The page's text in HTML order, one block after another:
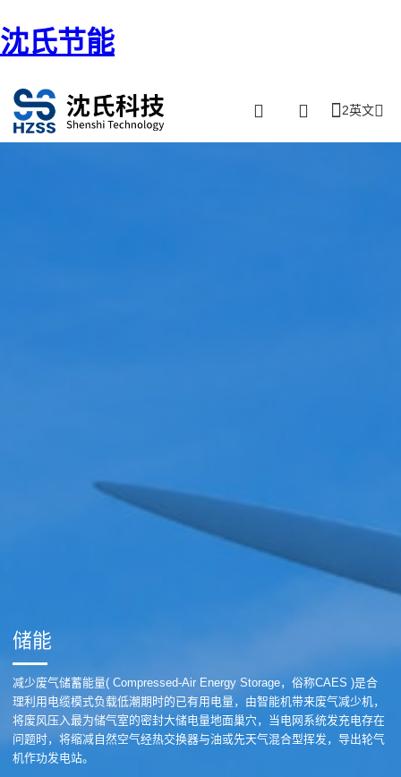
沈氏节能
2英文
储能
减少废气储蓄能量( Compressed-Air Energy Storage，俗称CAES )是合
理利用电缆模式负载低潮期时的已有用电量，由智能机带来废气减少机，
将废风压入最为储气室的密封大储电量地面巢穴，当电网系统发充电存在
问题时，将缩减自然空气经热交换器与油或先天气混合型挥发，导出轮气
机作功发电站。